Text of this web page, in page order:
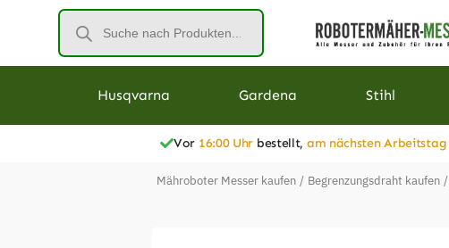
Husqvarna Gardena Stihl
Vor 16:00 Uhr bestellt, am nächsten Arbeitstag
Mähroboter Messer kaufen / Begrenzungsdraht kaufen /